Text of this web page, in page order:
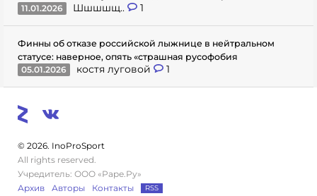
11.01.2026
Шшшшщ.. 1
Финны об отказе российской лыжнице в нейтральном
статусе: наверное, опять «страшная русофобия
05.01.2026
костя луговой 1
© 2026. InoProSport
All rights reserved.
Учредитель: ООО «Раре.Ру»
Архив
Авторы Контакты RSS